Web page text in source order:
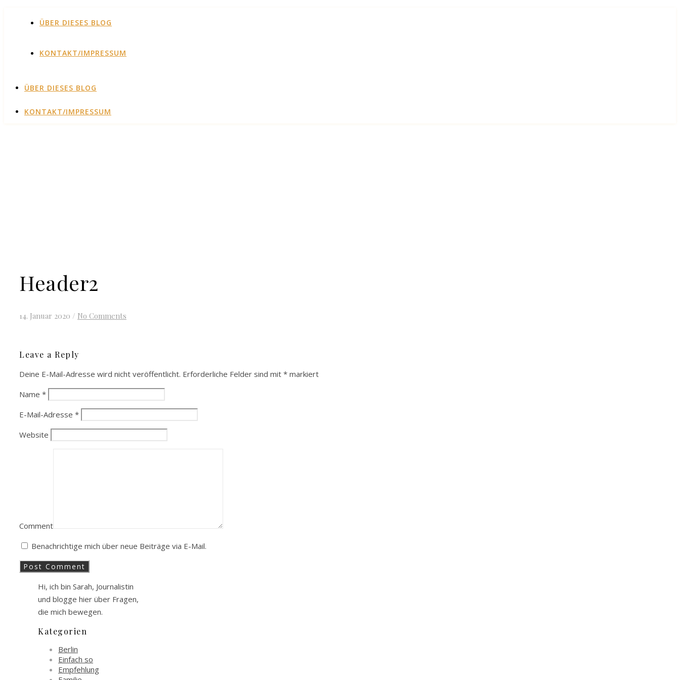
ÜBER DIESES BLOG
KONTAKT/IMPRESSUM
ÜBER DIESES BLOG
KONTAKT/IMPRESSUM
Header2
14. Januar 2020 / No Comments
Leave a Reply
Deine E-Mail-Adresse wird nicht veröffentlicht. Erforderliche Felder sind mit * markiert
Name *
E-Mail-Adresse *
Website
Comment
Benachrichtige mich über neue Beiträge via E-Mail.
Hi, ich bin Sarah, Journalistin
und blogge hier über Fragen,
die mich bewegen.
Kategorien
Berlin
Einfach so
Empfehlung